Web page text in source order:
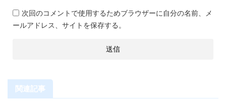
次回のコメントで使用するためブラウザーに自分の名前、メ
ールアドレス、サイトを保存する。
関連記事